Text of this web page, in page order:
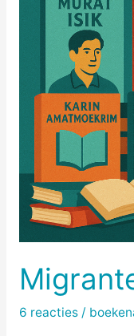
6 reacties /